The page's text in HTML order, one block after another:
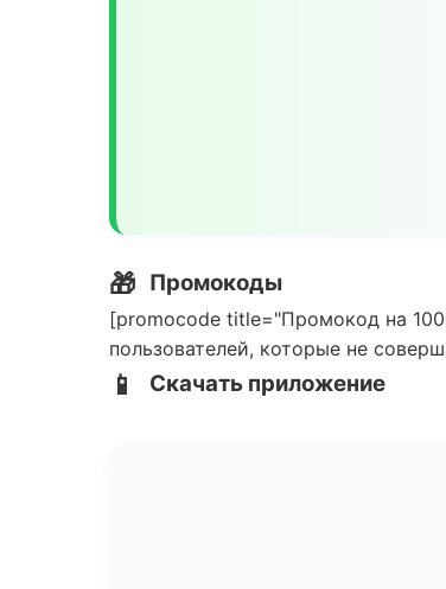
🎁 Промокоды
[promocode title="Промокод на
пользователей, которые не
📱 Скачать приложение